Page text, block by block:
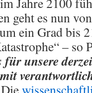
geht es nun
ein Grad bis
–
unsere
mit
Die